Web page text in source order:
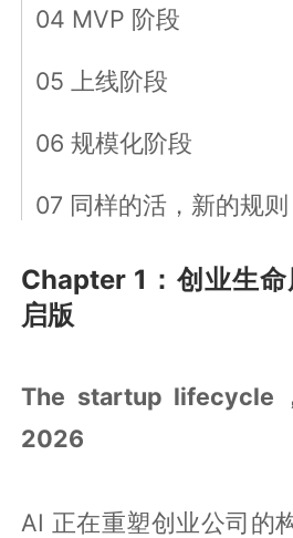
04 MVP 阶段
05 上线阶段
06 规模化阶段
07 同样的活，新的规则
Chapter 1：创业生
启版
The startup lifecycle
2026
AI 正在重塑创业公司的